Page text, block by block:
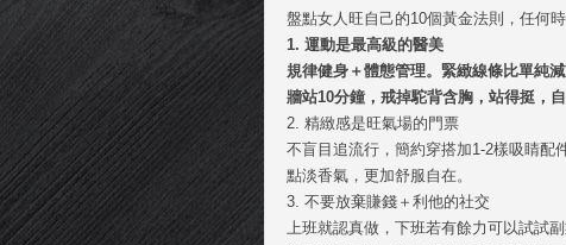
盤點女人旺自己的10個黃金法則，任何
1. 運動是最高級的醫美
規律健身＋體態管理。緊緻線條比單純
牆站10分鐘，戒掉駝背含胸，站得挺，自
2. 精緻感是旺氣場的門票
不盲目追流行，簡約穿搭加1-2樣吸睛配
點淡香氣，更加舒服自在。
3. 不要放棄賺錢＋利他的社交
上班就認真做，下班若有餘力可以試試